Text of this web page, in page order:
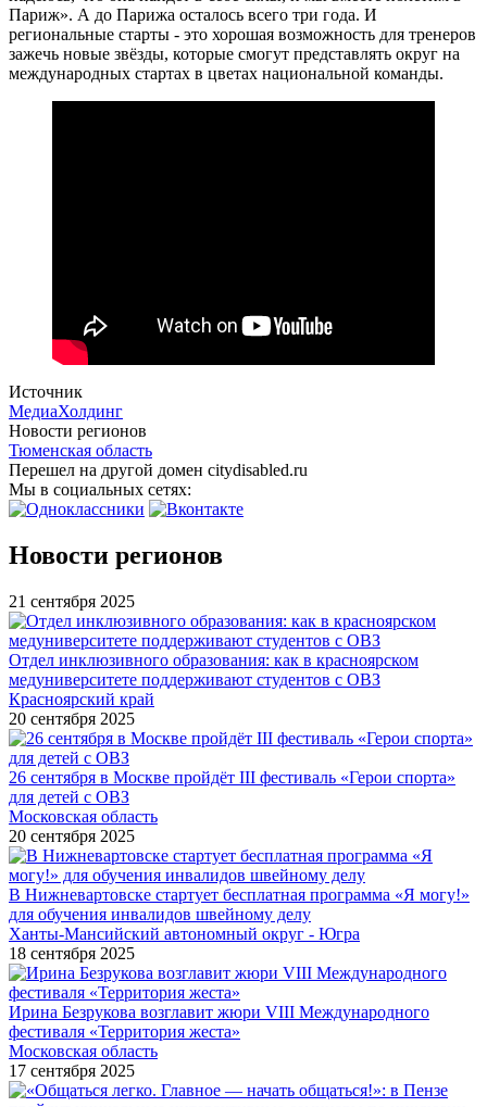
Париж». А до Парижа осталось всего три года. И
региональные старты - это хорошая возможность для тренеров
зажечь новые звёзды, которые смогут представлять округ на
международных стартах в цветах национальной команды.
Источник
МедиаХолдинг
Новости регионов
Тюменская область
Перешел на другой домен citydisabled.ru
Мы в социальных сетях:
Новости регионов
21 сентября 2025
Отдел инклюзивного образования: как в красноярском
медуниверситете поддерживают студентов с ОВЗ
Красноярский край
20 сентября 2025
26 сентября в Москве пройдёт III фестиваль «Герои спорта»
для детей с ОВЗ
Московская область
20 сентября 2025
В Нижневартовске стартует бесплатная программа «Я могу!»
для обучения инвалидов швейному делу
Ханты-Мансийский автономный округ - Югра
18 сентября 2025
Ирина Безрукова возглавит жюри VIII Международного
фестиваля «Территория жеста»
Московская область
17 сентября 2025